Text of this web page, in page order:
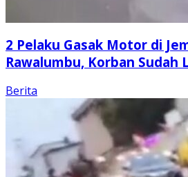
2 Pelaku Gasak Motor di
Rawalumbu, Korban Sudah
Berita